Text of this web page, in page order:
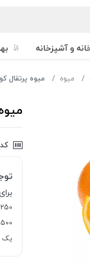
و آشپزخانه
میوه میوه پرتقال
250 گرم (ربع کیلو) به صورت: 0.250
500 گرم (نیم کیلو) به صورت: 0.500
یک کیلو و